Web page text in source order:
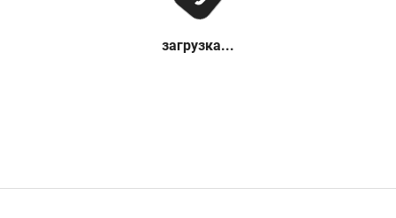
загрузка...